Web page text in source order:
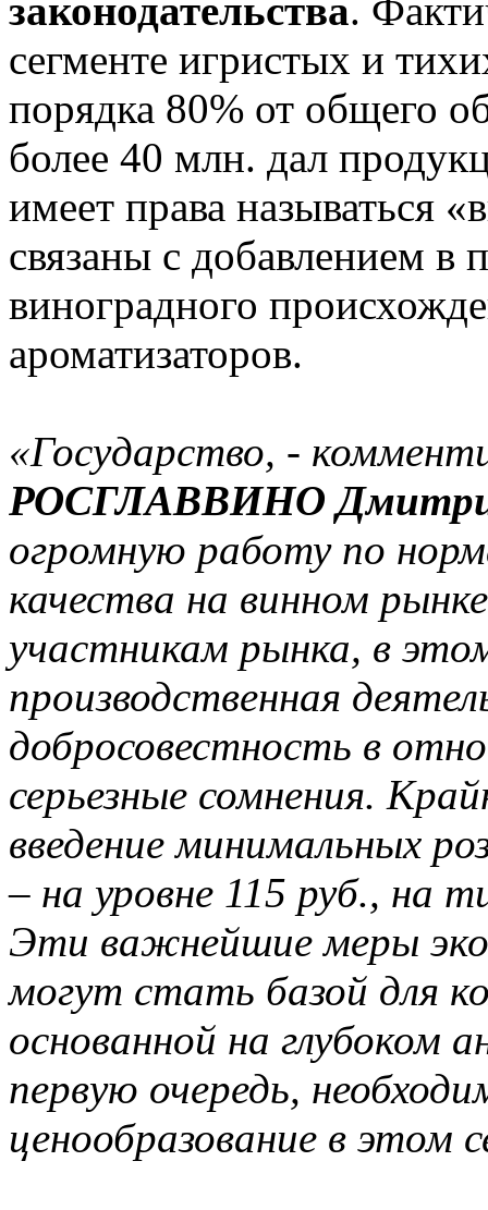
законодательства.
сегменте игристых и
порядка 80% от общего
более 40 млн. дал
имеет права называться
связаны с добавлением в
виноградного
ароматизаторов.
«Государство, -
РОСГЛАВВИНО
огромную работу по
качества на винном
участникам рынка, в
производственная
добросовестность в
серьезные сомнения.
введение минимальных
– на уровне 115 руб., на
Эти важнейшие меры
могут стать базой для
основанной на глубоком
первую очередь,
ценообразование в этом